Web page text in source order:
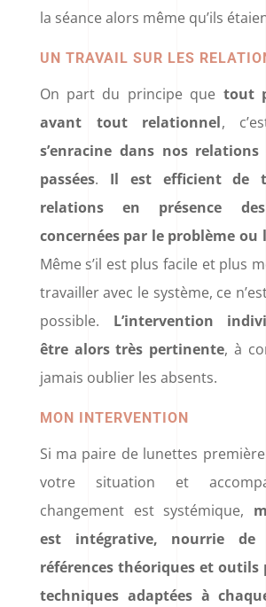
la séance alors même qu’ils
UN TRAVAIL SUR LES
On part du principe que tout
avant tout relationnel,
s’enracine dans nos
passées. Il est efficient de
relations en présence
concernées par le problème ou
Même s’il est plus facile et plus
travailler avec le système, ce
possible. L’intervention
être alors très pertinente, à
jamais oublier les absents.
MON INTERVENTION
Si ma paire de lunettes
votre situation et
changement est systémique,
est intégrative, nourrie de
références théoriques et outils
techniques adaptées à